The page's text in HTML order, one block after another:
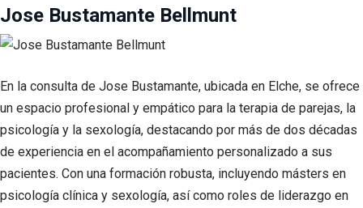
Jose Bustamante Bellmunt
En la consulta de Jose Bustamante, ubicada en Elche, se ofrece
un espacio profesional y empático para la terapia de parejas, la
psicología y la sexología, destacando por más de dos décadas
de experiencia en el acompañamiento personalizado a sus
pacientes. Con una formación robusta, incluyendo másters en
psicología clínica y sexología, así como roles de liderazgo en